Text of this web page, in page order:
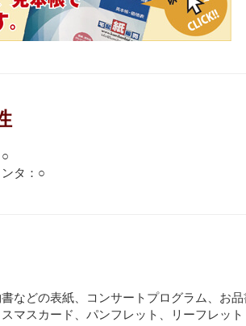
タ：○
などの表紙、コンサートプログラム、お品
マスカード、パンフレット、リーフレット